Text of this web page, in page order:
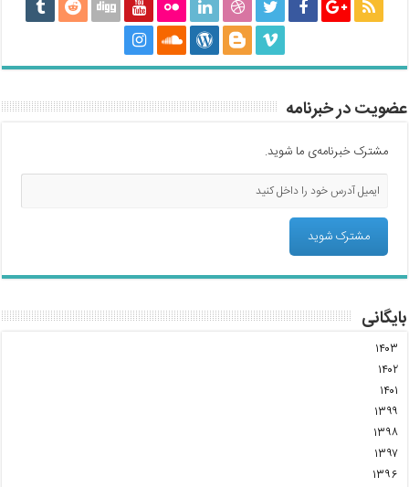
عضویت در خبرنامه
مشترک خبرنامه‌ی ما شوید.
بایگانی
۱۴۰۳
۱۴۰۲
۱۴۰۱
۱۳۹۹
۱۳۹۸
۱۳۹۷
۱۳۹۶